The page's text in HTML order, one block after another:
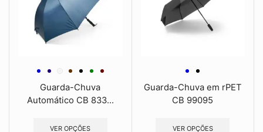
Guarda-Chuva
Automático CB 833...
VER OPÇÕES
Guarda-Chuva em rPET
CB 99095
VER OPÇÕES